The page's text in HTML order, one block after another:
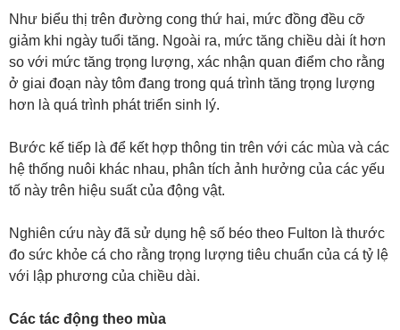
Như biểu thị trên đường cong thứ hai, mức đồng đều cỡ
giảm khi ngày tuổi tăng. Ngoài ra, mức tăng chiều dài ít hơn
so với mức tăng trọng lượng, xác nhận quan điểm ​​cho rằng
ở giai đoạn này tôm đang trong quá trình tăng trọng lượng
hơn là quá trình phát triển sinh lý.
Bước kế tiếp là để kết hợp thông tin trên với các mùa và các
hệ thống nuôi khác nhau, phân tích ảnh hưởng của các yếu
tố này trên hiệu suất của động vật.
Nghiên cứu này đã sử dụng hệ số béo theo Fulton là thước
đo sức khỏe cá cho rằng trọng lượng tiêu chuẩn của cá tỷ lệ
với lập phương của chiều dài.
Các tác động theo mùa